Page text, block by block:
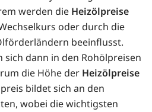
werden die Heizölpreise
oder durch die
beeinflusst.
sich dann in den Rohölpreisen
die Höhe der Heizölpreise
bildet sich an den
wobei die wichtigsten